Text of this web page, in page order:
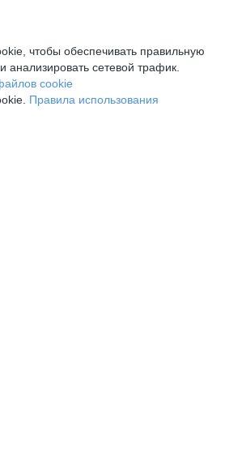
чтобы обеспечивать правильную
анализировать сетевой трафик.
cookie
Правила использования